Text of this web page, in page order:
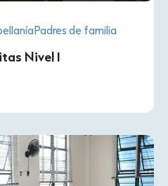
Padres de familia
Nivel I